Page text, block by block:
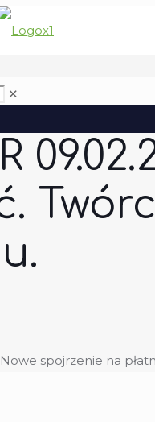
✕
spojrzenie na